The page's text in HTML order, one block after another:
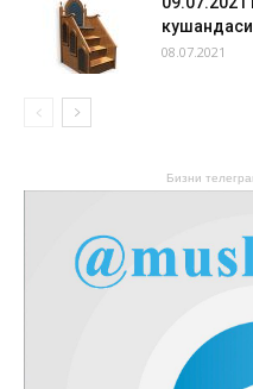
кушандаси
08.07.2021
Бизни